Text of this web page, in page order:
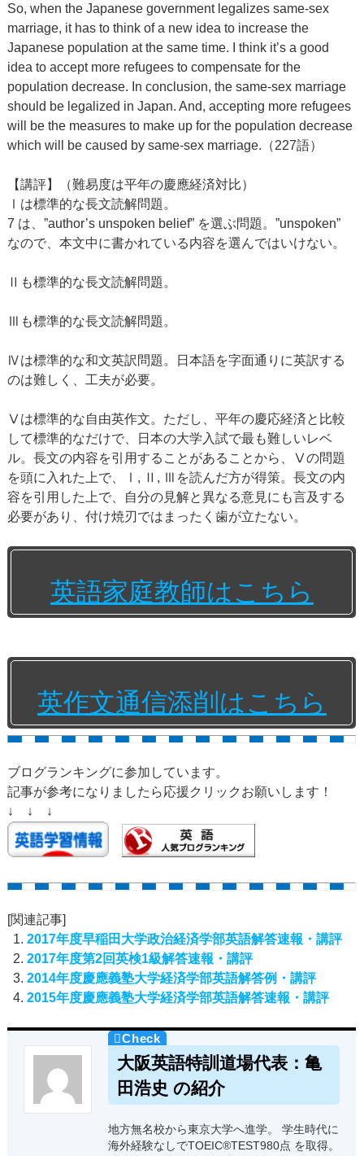
So, when the Japanese government legalizes same-sex
marriage, it has to think of a new idea to increase the
Japanese population at the same time. I think it’s a good
idea to accept more refugees to compensate for the
population decrease. In conclusion, the same-sex marriage
should be legalized in Japan. And, accepting more refugees
will be the measures to make up for the population decrease
which will be caused by same-sex marriage.（227語）
【講評】（難易度は平年の慶應経済対比）
Ⅰは標準的な長文読解問題。
7 は、”author’s unspoken belief” を選ぶ問題。”unspoken”
なので、本文中に書かれている内容を選んではいけない。
Ⅱも標準的な長文読解問題。
Ⅲも標準的な長文読解問題。
Ⅳは標準的な和文英訳問題。日本語を字面通りに英訳する
のは難しく、工夫が必要。
Ⅴは標準的な自由英作文。ただし、平年の慶応経済と比較
して標準的なだけで、日本の大学入試で最も難しいレベ
ル。長文の内容を引用することがあることから、Ⅴの問題
を頭に入れた上で、Ⅰ, Ⅱ, Ⅲを読んだ方が得策。長文の内
容を引用した上で、自分の見解と異なる意見にも言及する
必要があり、付け焼刃ではまったく歯が立たない。
英語家庭教師はこちら
英作文通信添削はこちら
ブログランキングに参加しています。
記事が参考になりましたら応援クリックお願いします！
↓ ↓ ↓
[関連記事]
2017年度早稲田大学政治経済学部英語解答速報・講評
2017年度第2回英検1級解答速報・講評
2014年度慶應義塾大学経済学部英語解答例・講評
2015年度慶應義塾大学経済学部英語解答速報・講評
大阪英語特訓道場代表：亀
田浩史 の紹介
地方無名校から東京大学へ進学。 学生時代に
海外経験なしでTOEIC®TEST980点 を取得。